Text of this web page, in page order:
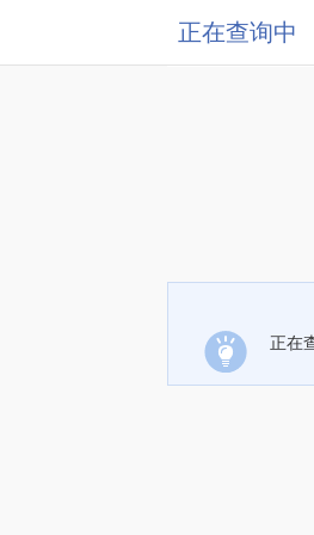
正在查询中
正在